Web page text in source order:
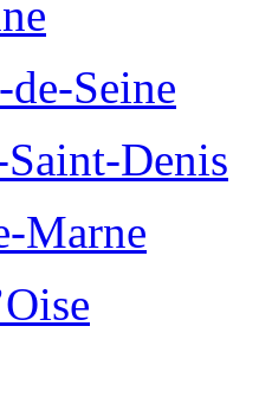
Seine
Denis
Marne